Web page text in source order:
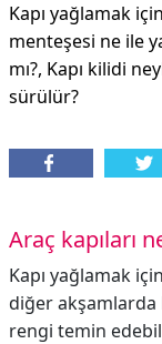
Kapı yağlamak
menteşesi ne ile
mı?, Kapı kilidi
sürülür?
Araç kapıları
Kapı yağlamak
diğer akşamlarda
rengi temin